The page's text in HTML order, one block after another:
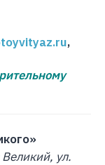
,
Великий, ул.